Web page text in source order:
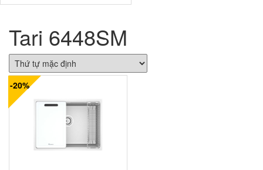
Tari 6448SM
-20%